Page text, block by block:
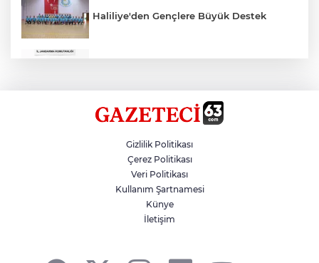
Haliliye'den Gençlere Büyük Destek
Hikmet Başak’tan Ulaşım Çalışması
Atatürk Bulvarında Asfalt Yenileniyor
Gizlilik Politikası
Çerez Politikası
Veri Politikası
Kullanım Şartnamesi
Künye
İletişim